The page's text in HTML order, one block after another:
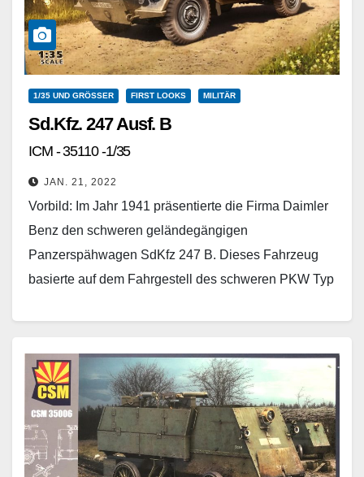
1/35 UND GRÖSSER FIRST LOOKS MILITÄR
Sd.Kfz. 247 Ausf. B
ICM - 35110 -1/35
JAN. 21, 2022
Vorbild: Im Jahr 1941 präsentierte die Firma Daimler
Benz den schweren geländegängigen
Panzerspähwagen SdKfz 247 B. Dieses Fahrzeug
basierte auf dem Fahrgestell des schweren PKW Typ